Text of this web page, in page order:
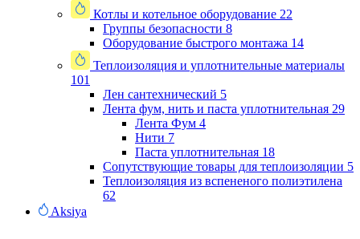
Котлы и котельное оборудование 22
Группы безопасности 8
Оборудование быстрого монтажа 14
Теплоизоляция и уплотнительные материалы
101
Лен сантехнический 5
Лента фум, нить и паста уплотнительная 29
Лента Фум 4
Нити 7
Паста уплотнительная 18
Сопутствующие товары для теплоизоляции 5
Теплоизоляция из вспененого полиэтилена
62
Aksiya